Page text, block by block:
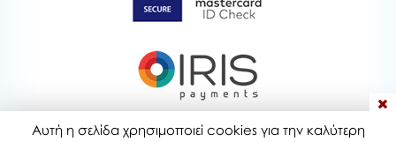
Αυτή η σελίδα χρησιμοποιεί cookies για την καλύτερη